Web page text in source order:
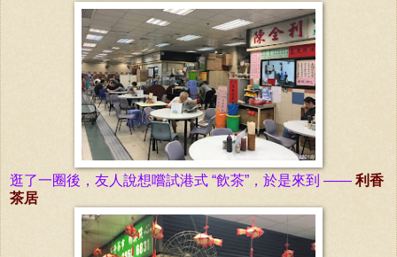
逛了一圈後， 友人說想嚐試港式 “飲茶”，於是來到 —— 利香
茶居